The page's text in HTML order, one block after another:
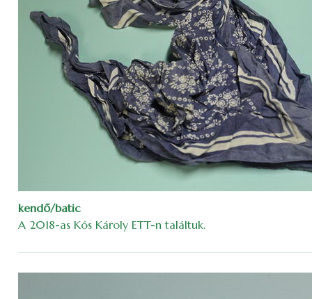
kendő/batic
A 2018-as Kós Károly ETT-n találtuk.